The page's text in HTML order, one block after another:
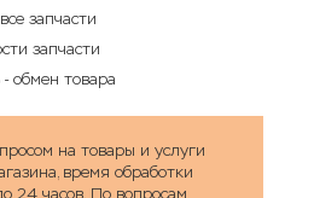
запчасти
запчасти
обмен товара
на товары и услуги
время обработки
24 часов. По вопросам